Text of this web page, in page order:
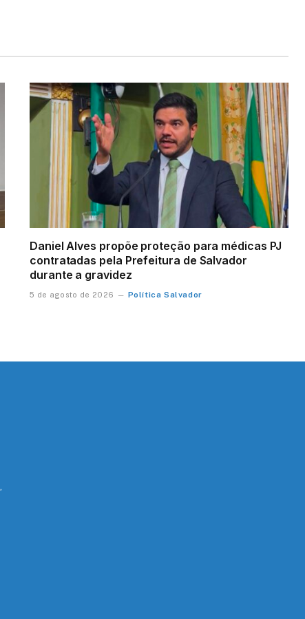
Daniel Alves propõe proteção para médicas PJ
contratadas pela Prefeitura de Salvador
durante a gravidez
5 de agosto de 2026 Política Salvador